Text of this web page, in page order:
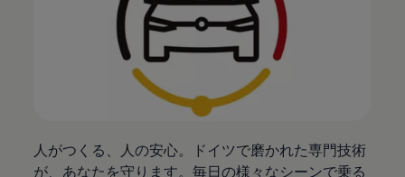
人がつくる、人の安心。ドイツで磨かれた専門技術
が、あなたを守ります。毎日の様々なシーンで乗る